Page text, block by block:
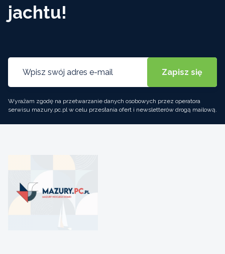
jachtu!
Wyrażam zgodę na przetwarzanie danych osobowych przez operatora
serwisu mazury.pc.pl w celu przesłania ofert i newsletterów drogą mailową.